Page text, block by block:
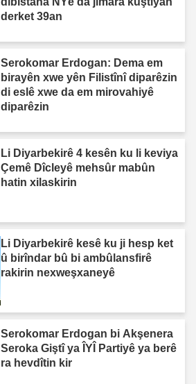
derket 39an
Serokomar Erdogan: Dema em
birayên xwe yên Filistînî diparêzin
di eslê xwe da em mirovahiyê
diparêzin
Li Diyarbekirê 4 kesên ku li keviya
Çemê Dîcleyê mehsûr mabûn
hatin xilaskirin
Li Diyarbekirê kesê ku ji hesp ket
û birîndar bû bi ambûlansfirê
rakirin nexweşxaneyê
Serokomar Erdogan bi Akşenera
Seroka Giştî ya ÎYÎ Partiyê ya berê
ra hevdîtin kir